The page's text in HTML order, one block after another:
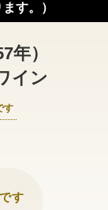
年）
イン
す
す